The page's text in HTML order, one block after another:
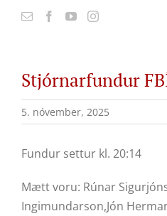
Stjórnarfundur
5. nóvember, 2025
Fundur settur kl. 20:14
Mætt voru: Rúnar
Ingimundarson,Jón